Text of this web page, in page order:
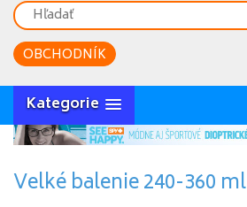
OBCHODNÍK
Kategorie
Velké balenie 240-360 ml